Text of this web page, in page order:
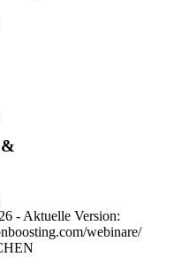
&
- Aktuelle Version:
webinare/